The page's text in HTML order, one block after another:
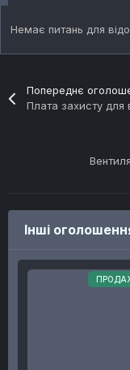
Немає питань для
Попереднє
Інші